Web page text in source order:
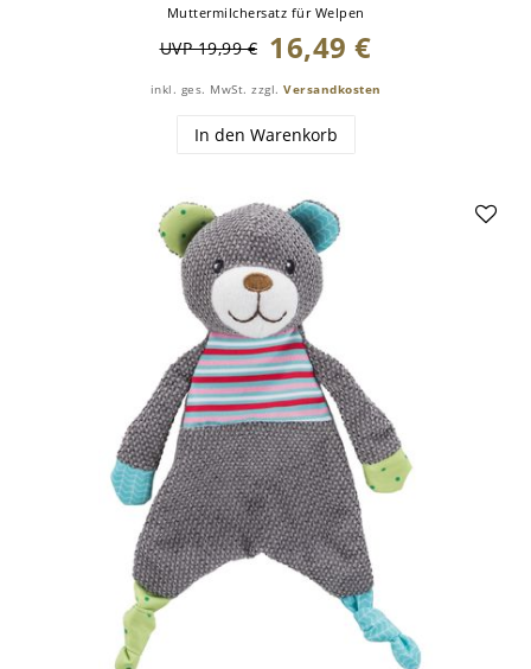
Muttermilchersatz für Welpen
UVP 19,99 € 16,49 €
inkl. ges. MwSt. zzgl. Versandkosten
In den Warenkorb